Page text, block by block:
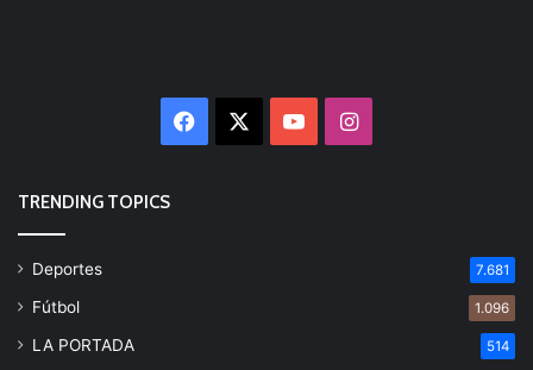
Facebook YouTubeInstagram
TRENDING TOPICS
Deportes 7.681
Fútbol 1.096
LA PORTADA 514